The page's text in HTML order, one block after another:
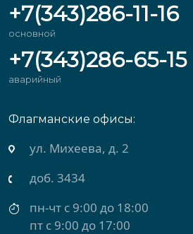
+7(343)286-11-16
основной
+7(343)286-65-15
аварийный
Флагманские офисы:
ул. Михеева, д. 2
доб. 3434
пн-чт с 9:00 до 18:00
пт с 9:00 до 17:00